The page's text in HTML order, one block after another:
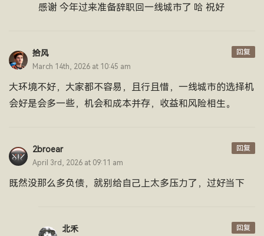
感谢 今年过来准备辞职回一线城市了 哈 祝好
拾风
March 14th, 2026 at 10:45 am
大环境不好，大家都不容易，且行且惜，一线城市的选择机
会好是会多一些，机会和成本并存，收益和风险相生。
回复
2broear
April 3rd, 2026 at 09:11 am
既然没那么多负债，就别给自己上太多压力了，过好当下
回复
北禾 回复